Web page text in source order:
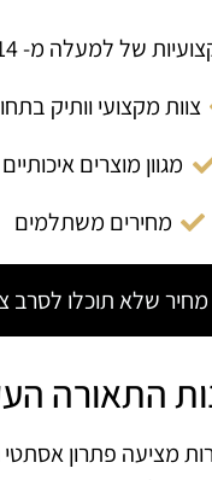
של למעלה מ- 14 שנה
צוות מקצועי וותיק
מגוון מוצרים איכותיים
מחירים משתלמים
שלא תוכלו לסרב
התאורה
מציעה פתרון אסתטי